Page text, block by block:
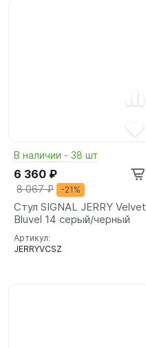
В наличии - 38 шт
6 360 ₽
8 067 ₽ -21%
Стул SIGNAL JERRY Velvet
Bluvel 14 серый/черный
Артикул:
JERRYVCSZ